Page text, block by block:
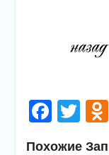
Похожие